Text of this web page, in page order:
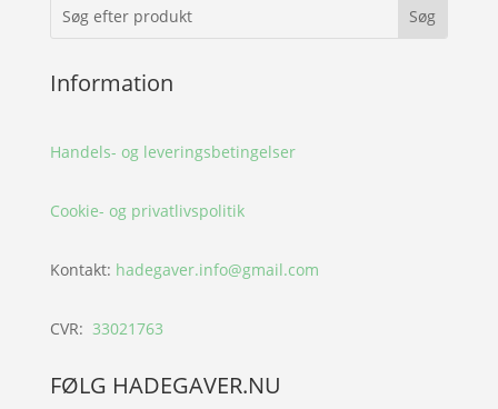
Information
Handels- og leveringsbetingelser
Cookie- og privatlivspolitik
Kontakt: hadegaver.info@gmail.com
CVR: 33021763
FØLG HADEGAVER.NU